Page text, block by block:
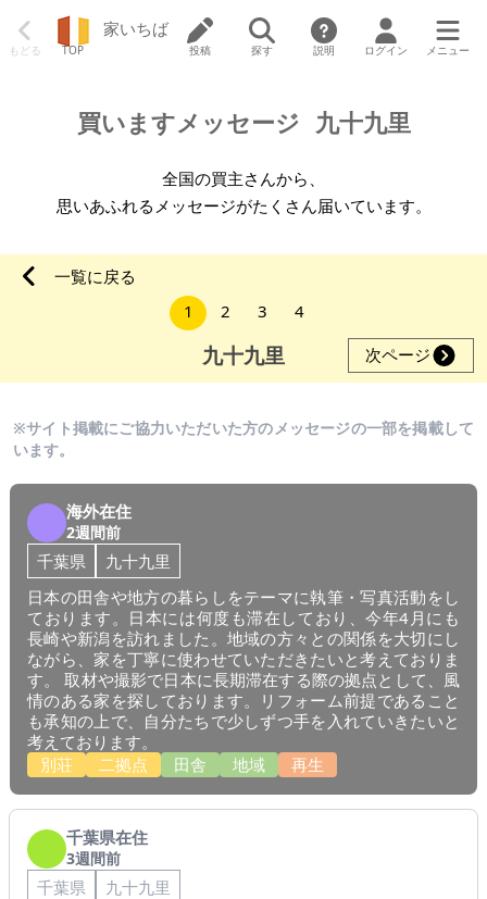
もどる TOP
家いちば
投稿 探す 説明 ログイン メニュー
買いますメッセージ 九十九里
全国の買主さんから、
思いあふれるメッセージがたくさん届いています。
一覧に戻る
1
2 3 4
九十九里 次ページ
※サイト掲載にご協力いただいた方のメッセージの一部を掲載して
います。
海外在住
2週間前
千葉県
九十九里
日本の田舎や地方の暮らしをテーマに執筆・写真活動をし
ております。日本には何度も滞在しており、今年4月にも
長崎や新潟を訪れました。地域の方々との関係を大切にし
ながら、家を丁寧に使わせていただきたいと考えておりま
す。 取材や撮影で日本に長期滞在する際の拠点として、風
情のある家を探しております。リフォーム前提であること
も承知の上で、自分たちで少しずつ手を入れていきたいと
考えております。
別荘
二拠点 田舎 地域 再生
千葉県在住
3週間前
千葉県
九十九里